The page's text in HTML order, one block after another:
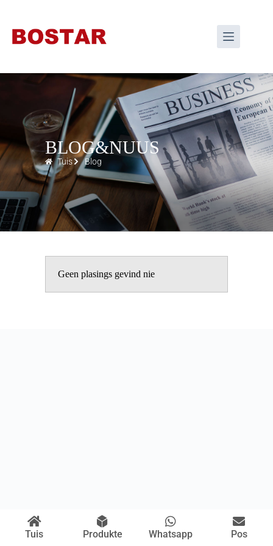
BLOG&NUUS
Tuis Blog
Geen plasings gevind nie
Tuis Produkte Whatsapp Pos